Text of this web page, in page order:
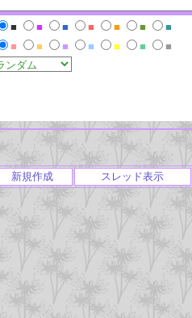
■ ■ ■ ■ ■ ■
■
■ ■ ■ ■ ■ ■
■
新規作成 スレッド表示